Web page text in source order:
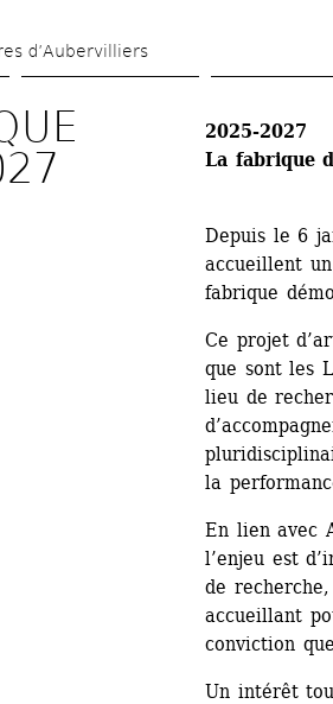
d’Aubervilliers
2025-2027
La fabrique
Depuis le 6
accueillent
fabrique
Ce projet
que sont les
lieu de
la
En lien avec
l’enjeu est
de
accueillant
conviction
Un intérêt